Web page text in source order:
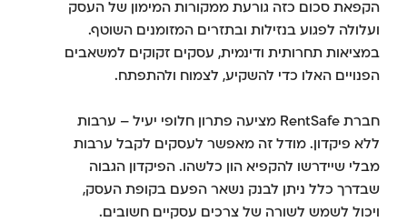
הקפאת סכום כזה גורעת ממקורות המימון של העסק
ועלולה לפגוע בנזילות ובתזרים המזומנים השוטף.
במציאות תחרותית ודינמית, עסקים זקוקים למשאבים
הפנויים האלו כדי להשקיע, לצמוח ולהתפתח.
חברת RentSafe מציעה פתרון חלופי יעיל – ערבות
ללא פיקדון. מודל זה מאפשר לעסקים לקבל ערבות
מבלי שיידרשו להקפיא הון כלשהו. הפיקדון הגבוה
שבדרך כלל ניתן לבנק נשאר הפעם בקופת העסק,
ויכול לשמש לשורה של צרכים עסקיים חשובים.